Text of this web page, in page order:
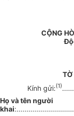
CỘNG
TỜ
Kính gửi:(1)
Họ và tên người
khai